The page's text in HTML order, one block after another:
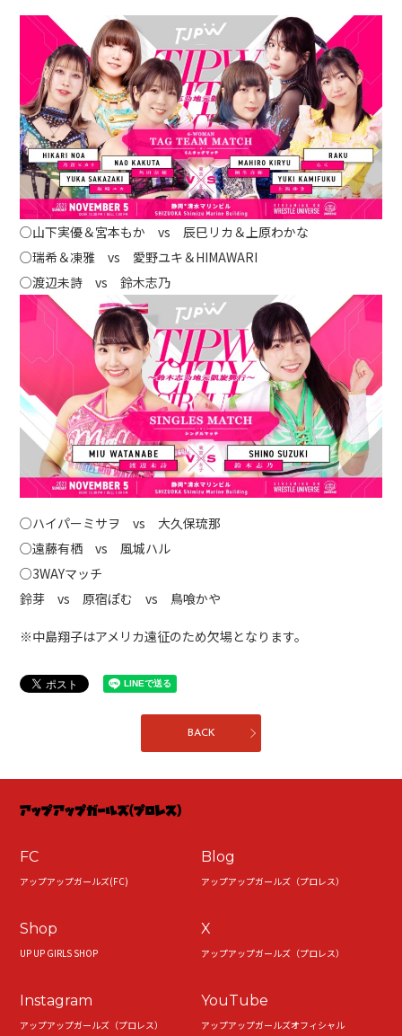
○山下実優＆宮本もか vs 辰巳リカ＆上原わかな
○瑞希＆凍雅 vs 愛野ユキ＆HIMAWARI
○渡辺未詩 vs 鈴木志乃
○ハイパーミサヲ vs 大久保琉那
○遠藤有栖 vs 風城ハル
○3WAYマッチ
鈴芽 vs 原宿ぽむ vs 鳥喰かや
※中島翔子はアメリカ遠征のため欠場となります。
BACK
FC
アップアップガールズ(FC)
Blog
アップアップガールズ（プロレス）
Shop
UP UP GIRLS SHOP
X
アップアップガールズ（プロレス）
Instagram
アップアップガールズ（プロレス）
YouTube
アップアップガールズオフィシャル